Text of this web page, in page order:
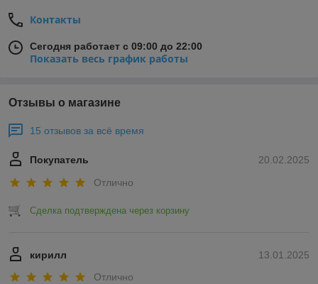
Контакты
Сегодня работает с 09:00 до 22:00
Показать весь график работы
Отзывы о магазине
15 отзывов за всё время
20.02.2025
Покупатель
Отлично
Сделка подтверждена через корзину
13.01.2025
кирилл
Отлично